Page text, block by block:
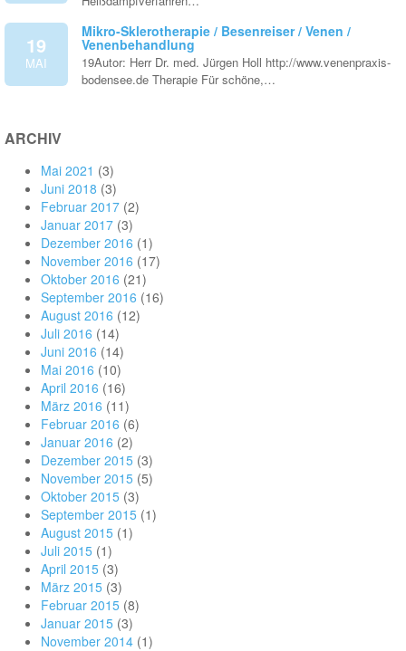
19
MAI
Mikro-Sklerotherapie / Besenreiser / Venen /
Venenbehandlung
19Autor: Herr Dr. med. Jürgen Holl http://www.venenpraxis-
bodensee.de Therapie Für schöne,…
ARCHIV
Mai 2021 (3)
Juni 2018 (3)
Februar 2017 (2)
Januar 2017 (3)
Dezember 2016 (1)
November 2016 (17)
Oktober 2016 (21)
September 2016 (16)
August 2016 (12)
Juli 2016 (14)
Juni 2016 (14)
Mai 2016 (10)
April 2016 (16)
März 2016 (11)
Februar 2016 (6)
Januar 2016 (2)
Dezember 2015 (3)
November 2015 (5)
Oktober 2015 (3)
September 2015 (1)
August 2015 (1)
Juli 2015 (1)
April 2015 (3)
März 2015 (3)
Februar 2015 (8)
Januar 2015 (3)
November 2014 (1)